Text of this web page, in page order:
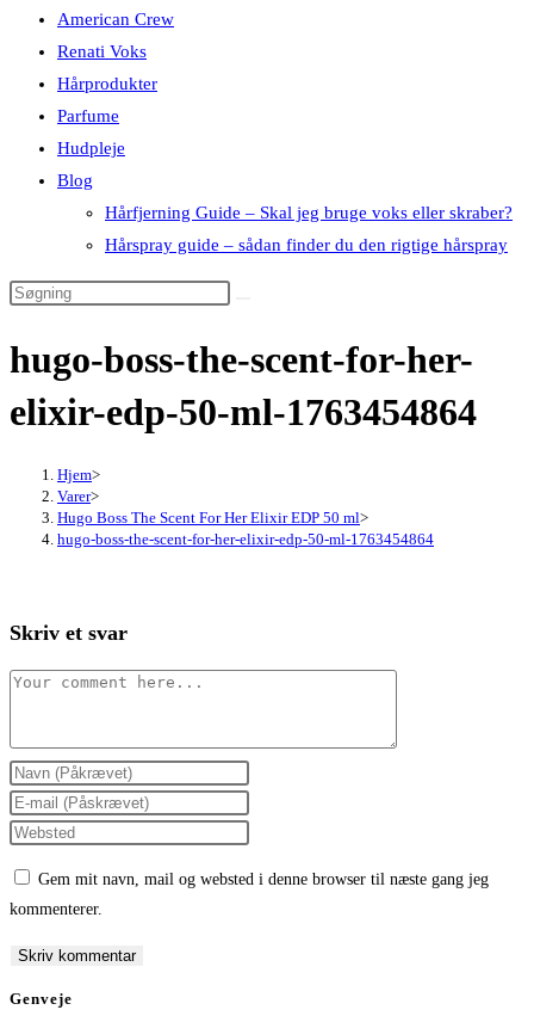
American Crew
Renati Voks
Hårprodukter
Parfume
Hudpleje
Blog
Hårfjerning Guide – Skal jeg bruge voks eller skraber?
Hårspray guide – sådan finder du den rigtige hårspray
hugo-boss-the-scent-for-her-
elixir-edp-50-ml-1763454864
Hjem>
Varer>
Hugo Boss The Scent For Her Elixir EDP 50 ml>
hugo-boss-the-scent-for-her-elixir-edp-50-ml-1763454864
Skriv et svar
Comment
Enter
your
name
comment
Enter
your
comment
Enter
(optional)
Gem mit navn, mail og websted i denne browser til næste gang jeg
kommenterer.
Genveje